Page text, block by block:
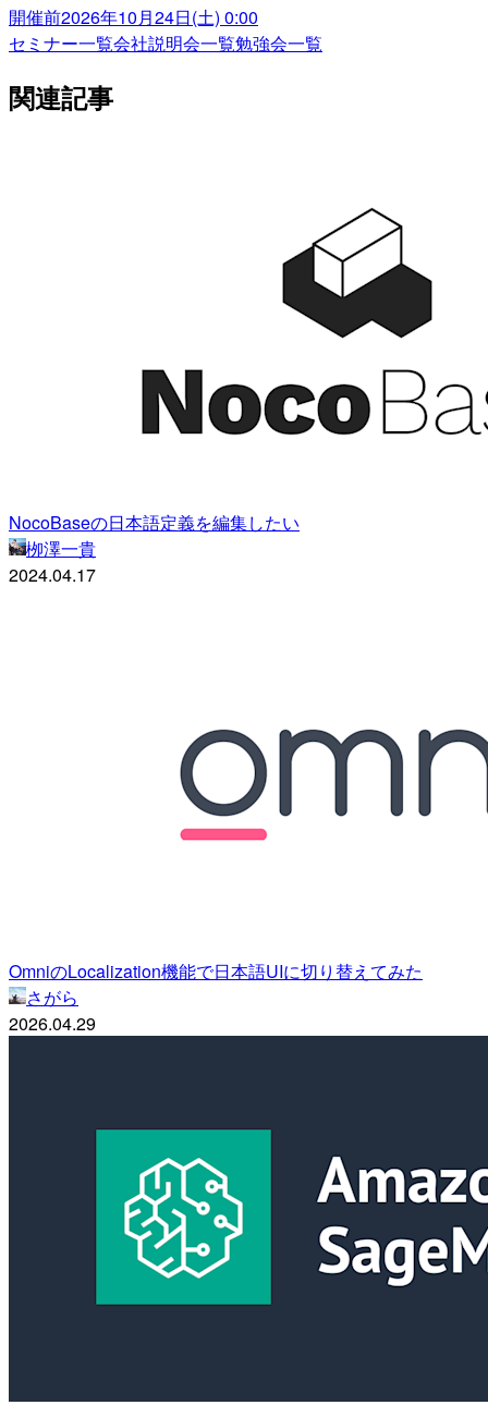
開催前2026年10月24日(土) 0:00
セミナー一覧会社説明会一覧勉強会一覧
関連記事
NocoBaseの日本語定義を編集したい
栁澤一貴
2024.04.17
OmniのLocalization機能で日本語UIに切り替えてみた
さがら
2026.04.29